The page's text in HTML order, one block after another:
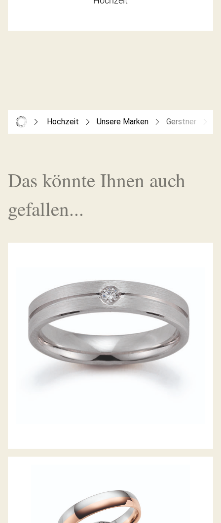
Hochzeit Unsere Marken Gerstner
Das könnte Ihnen auch
gefallen...
GERSTNER TRAURINGE
GERSTNER TRAURINGE